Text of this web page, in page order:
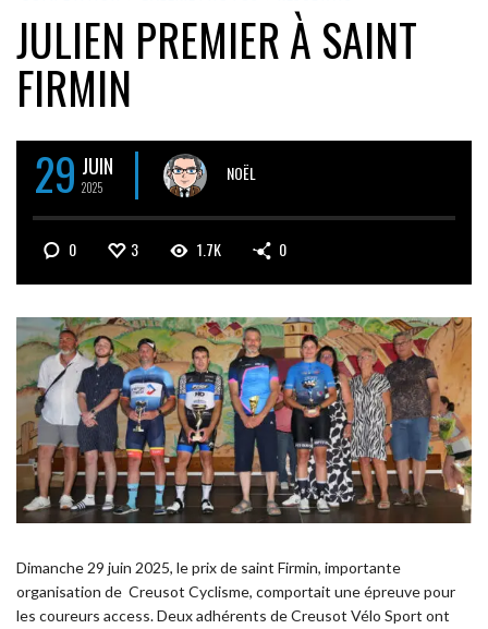
JULIEN PREMIER À SAINT
FIRMIN
29 JUIN
2025
NOËL
0 3 1.7K 0
Dimanche 29 juin 2025, le prix de saint Firmin, importante
organisation de Creusot Cyclisme, comportait une épreuve pour
les coureurs access. Deux adhérents de Creusot Vélo Sport ont